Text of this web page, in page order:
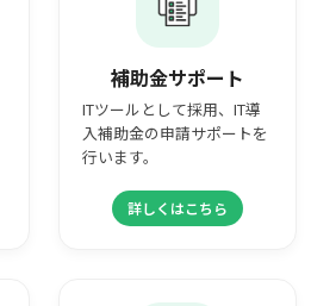
補助金サポート
ITツールとして採用、IT導
入補助金の申請サポートを
行います。
詳しくはこちら